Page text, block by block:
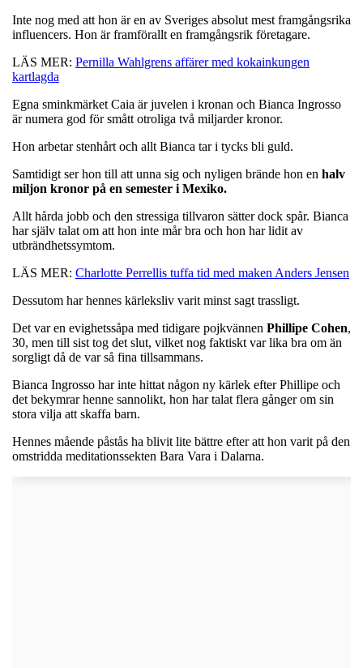
Inte nog med att hon är en av Sveriges absolut mest framgångsrika
influencers. Hon är framförallt en framgångsrik företagare.
LÄS MER: Pernilla Wahlgrens affärer med kokainkungen
kartlagda
Egna sminkmärket Caia är juvelen i kronan och Bianca Ingrosso
är numera god för smått otroliga två miljarder kronor.
Hon arbetar stenhårt och allt Bianca tar i tycks bli guld.
Samtidigt ser hon till att unna sig och nyligen brände hon en halv
miljon kronor på en semester i Mexiko.
Allt hårda jobb och den stressiga tillvaron sätter dock spår. Bianca
har själv talat om att hon inte mår bra och hon har lidit av
utbrändhetssymtom.
LÄS MER: Charlotte Perrellis tuffa tid med maken Anders Jensen
Dessutom har hennes kärleksliv varit minst sagt trassligt.
Det var en evighetssåpa med tidigare pojkvännen Phillipe Cohen,
30, men till sist tog det slut, vilket nog faktiskt var lika bra om än
sorgligt då de var så fina tillsammans.
Bianca Ingrosso har inte hittat någon ny kärlek efter Phillipe och
det bekymrar henne sannolikt, hon har talat flera gånger om sin
stora vilja att skaffa barn.
Hennes mående påstås ha blivit lite bättre efter att hon varit på den
omstridda meditationssekten Bara Vara i Dalarna.